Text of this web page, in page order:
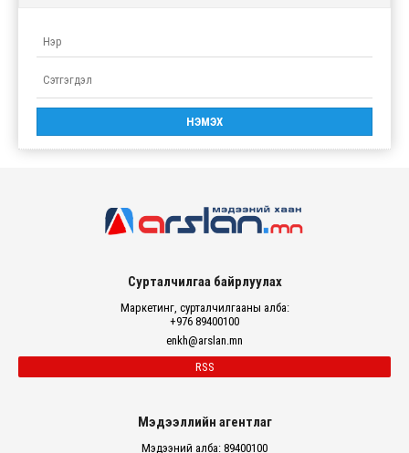
Сурталчилгаа байрлуулах
Маркетинг, сурталчилгааны алба:
+976 89400100
enkh@arslan.mn
RSS
Мэдээллийн агентлаг
Мэдээний алба: 89400100